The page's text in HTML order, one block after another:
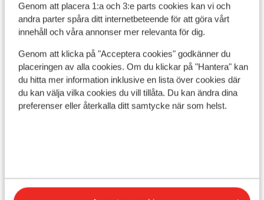
Genom att placera 1:a och 3:e parts cookies kan vi och
andra parter spåra ditt internetbeteende för att göra vårt
innehåll och våra annonser mer relevanta för dig.
Genom att klicka på "Acceptera cookies" godkänner du
placeringen av alla cookies. Om du klickar på "Hantera" kan
du hitta mer information inklusive en lista över cookies där
du kan välja vilka cookies du vill tillåta. Du kan ändra dina
preferenser eller återkalla ditt samtycke när som helst.
Avstånd till pist ca 200 m
Avstånd till skidlift ca 300 m
Närmaste butiker ca 50 m
Närmaste kiosk ca 300 m
Närmaste restaurang ca 50 m
Liftkort/Utrustning/Skidskola
Utrustning